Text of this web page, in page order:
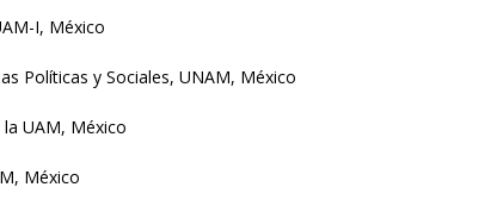
I, México
Políticas y Sociales, UNAM, México
UAM, México
México